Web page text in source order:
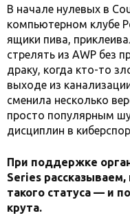
В начале нулевых в
компьютерном клубе
ящики пива,
стрелять из AWP без
драку, когда кто-то
выходе из
сменила несколько
просто популярным
дисциплин в
При поддержке
Series
такого статуса — и
крута.